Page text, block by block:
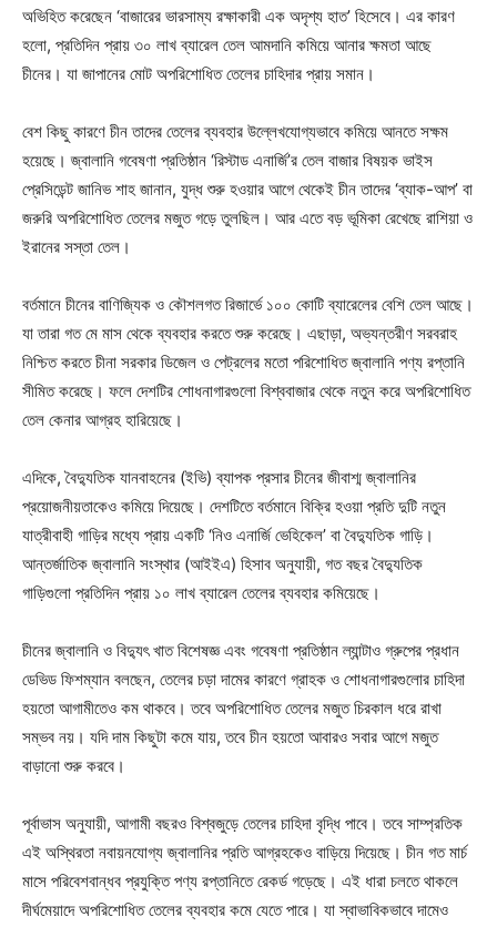
অভিহিত করেছেন ‘বাজারের ভারসাম্য রক্ষাকারী এক অদৃশ্য হাত’ হিসেবে। এর কারণ
হলো, প্রতিদিন প্রায় ৩০ লাখ ব্যারেল তেল আমদানি কমিয়ে আনার ক্ষমতা আছে
চীনের। যা জাপানের মোট অপরিশোধিত তেলের চাহিদার প্রায় সমান।
বেশ কিছু কারণে চীন তাদের তেলের ব্যবহার উল্লেখযোগ্যভাবে কমিয়ে আনতে সক্ষম
হয়েছে। জ্বালানি গবেষণা প্রতিষ্ঠান ‘রিস্টাড এনার্জি’র তেল বাজার বিষয়ক ভাইস
প্রেসিডেন্ট জানিভ শাহ জানান, যুদ্ধ শুরু হওয়ার আগে থেকেই চীন তাদের ‘ব্যাক-আপ’ বা
জরুরি অপরিশোধিত তেলের মজুত গড়ে তুলছিল। আর এতে বড় ভূমিকা রেখেছে রাশিয়া ও
ইরানের সস্তা তেল।
বর্তমানে চীনের বাণিজ্যিক ও কৌশলগত রিজার্ভে ১০০ কোটি ব্যারেলের বেশি তেল আছে।
যা তারা গত মে মাস থেকে ব্যবহার করতে শুরু করেছে। এছাড়া, অভ্যন্তরীণ সরবরাহ
নিশ্চিত করতে চীনা সরকার ডিজেল ও পেট্রলের মতো পরিশোধিত জ্বালানি পণ্য রপ্তানি
সীমিত করেছে। ফলে দেশটির শোধনাগারগুলো বিশ্ববাজার থেকে নতুন করে অপরিশোধিত
তেল কেনার আগ্রহ হারিয়েছে।
এদিকে, বৈদ্যুতিক যানবাহনের (ইভি) ব্যাপক প্রসার চীনের জীবাশ্ম জ্বালানির
প্রয়োজনীয়তাকেও কমিয়ে দিয়েছে। দেশটিতে বর্তমানে বিক্রি হওয়া প্রতি দুটি নতুন
যাত্রীবাহী গাড়ির মধ্যে প্রায় একটি ‘নিও এনার্জি ভেহিকেল’ বা বৈদ্যুতিক গাড়ি।
আন্তর্জাতিক জ্বালানি সংস্থার (আইইএ) হিসাব অনুযায়ী, গত বছর বৈদ্যুতিক
গাড়িগুলো প্রতিদিন প্রায় ১০ লাখ ব্যারেল তেলের ব্যবহার কমিয়েছে।
চীনের জ্বালানি ও বিদ্যুৎ খাত বিশেষজ্ঞ এবং গবেষণা প্রতিষ্ঠান ল্যান্টাও গ্রুপের প্রধান
ডেভিড ফিশম্যান বলছেন, তেলের চড়া দামের কারণে গ্রাহক ও শোধনাগারগুলোর চাহিদা
হয়তো আগামীতেও কম থাকবে। তবে অপরিশোধিত তেলের মজুত চিরকাল ধরে রাখা
সম্ভব নয়। যদি দাম কিছুটা কমে যায়, তবে চীন হয়তো আবারও সবার আগে মজুত
বাড়ানো শুরু করবে।
পূর্বাভাস অনুযায়ী, আগামী বছরও বিশ্বজুড়ে তেলের চাহিদা বৃদ্ধি পাবে। তবে সাম্প্রতিক
এই অস্থিরতা নবায়নযোগ্য জ্বালানির প্রতি আগ্রহকেও বাড়িয়ে দিয়েছে। চীন গত মার্চ
মাসে পরিবেশবান্ধব প্রযুক্তি পণ্য রপ্তানিতে রেকর্ড গড়েছে। এই ধারা চলতে থাকলে
দীর্ঘমেয়াদে অপরিশোধিত তেলের ব্যবহার কমে যেতে পারে। যা স্বাভাবিকভাবে দামেও